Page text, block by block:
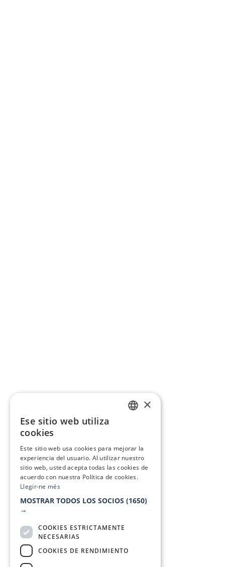
×
Ese sitio web utiliza
cookies
Este sitio web usa cookies para mejorar la
experiencia del usuario. Al utilizar nuestro
sitio web, usted acepta todas las cookies de
acuerdo con nuestra Política de cookies.
Llegir-ne més
MOSTRAR TODOS LOS SOCIOS (1650)
→
COOKIES ESTRICTAMENTE
NECESARIAS
COOKIES DE RENDIMIENTO